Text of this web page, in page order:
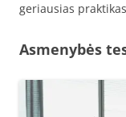
geriausias
Asmenybės